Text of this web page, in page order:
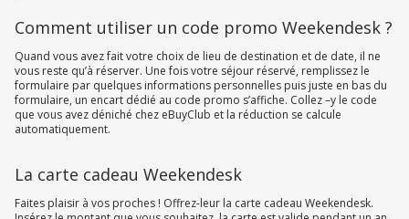
Comment utiliser un code promo Weekendesk ?
Quand vous avez fait votre choix de lieu de destination et de date, il ne
vous reste qu’à réserver. Une fois votre séjour réservé, remplissez le
formulaire par quelques informations personnelles puis juste en bas du
formulaire, un encart dédié au code promo s’affiche. Collez –y le code
que vous avez déniché chez eBuyClub et la réduction se calcule
automatiquement.
La carte cadeau Weekendesk
Faites plaisir à vos proches ! Offrez-leur la carte cadeau Weekendesk.